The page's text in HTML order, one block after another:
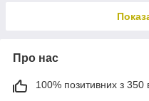
Про нас
100% позитивних з 350